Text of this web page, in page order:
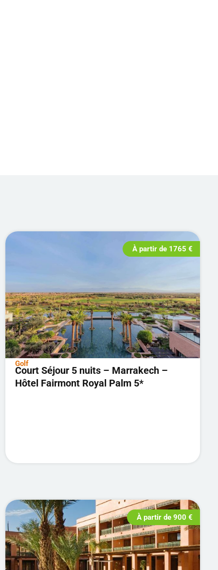
À partir de 1765€
Golf
Court Séjour 5 nuits – Marrakech –
Hôtel Fairmont Royal Palm 5*
À partir de900€